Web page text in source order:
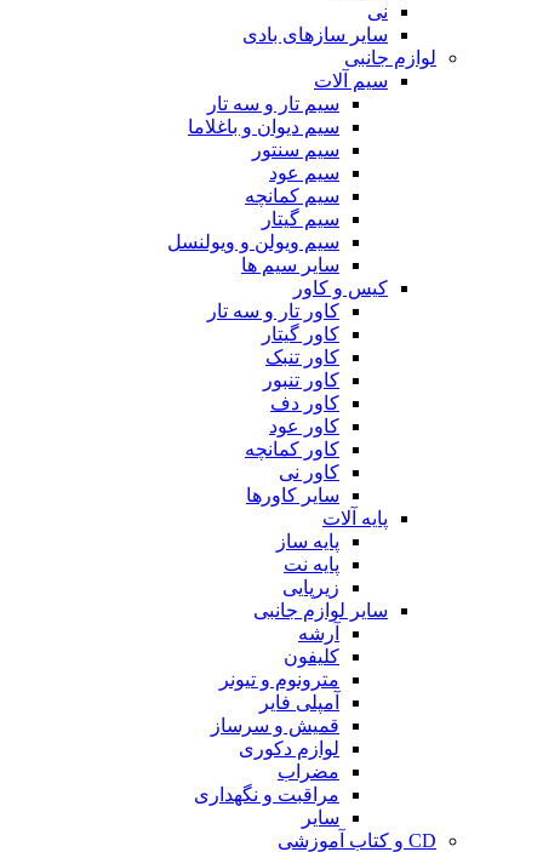
نی
سایر سازهای بادی
لوازم جانبی
سیم آلات
سیم تار و سه تار
سیم دیوان و باغلاما
سیم سنتور
سیم عود
سیم کمانچه
سیم گیتار
سیم ویولن و ویولنسل
سایر سیم ها
کیس و کاور
کاور تار و سه تار
کاور گیتار
کاور تنبک
کاور تنبور
کاور دف
کاور عود
کاور کمانچه
کاور نی
سایر کاورها
پایه آلات
پایه ساز
پایه نت
زیرپایی
سایر لوازم جانبی
آرشه
کلیفون
مترونوم و تیونر
آمپلی فایر
قمیش و سرساز
لوازم دکوری
مضراب
مراقبت و نگهداری
سایر
CD و کتاب آموزشی